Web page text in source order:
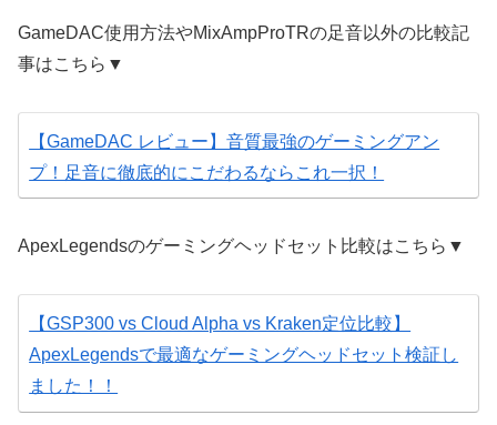
GameDAC使用方法やMixAmpProTRの足音以外の比較記
事はこちら▼
【GameDAC レビュー】音質最強のゲーミングアン
プ！足音に徹底的にこだわるならこれ一択！
ApexLegendsのゲーミングヘッドセット比較はこちら▼
【GSP300 vs Cloud Alpha vs Kraken定位比較】
ApexLegendsで最適なゲーミングヘッドセット検証し
ました！！